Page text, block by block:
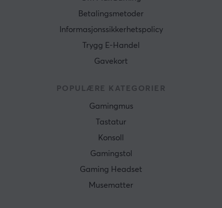
Betalingsmetoder
Informasjonssikkerhetspolicy
Trygg E-Handel
Gavekort
POPULÆRE KATEGORIER
Gamingmus
Tastatur
Konsoll
Gamingstol
Gaming Headset
Musematter